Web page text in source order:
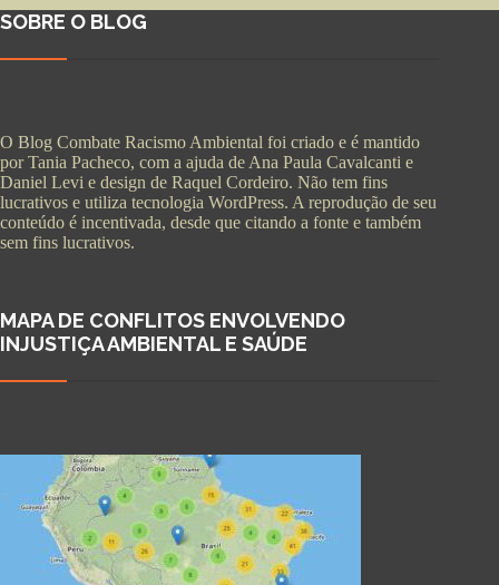
SOBRE O BLOG
O Blog Combate Racismo Ambiental foi criado e é mantido
por Tania Pacheco, com a ajuda de Ana Paula Cavalcanti e
Daniel Levi e design de Raquel Cordeiro. Não tem fins
lucrativos e utiliza tecnologia WordPress. A reprodução de seu
conteúdo é incentivada, desde que citando a fonte e também
sem fins lucrativos.
MAPA DE CONFLITOS ENVOLVENDO
INJUSTIÇA AMBIENTAL E SAÚDE